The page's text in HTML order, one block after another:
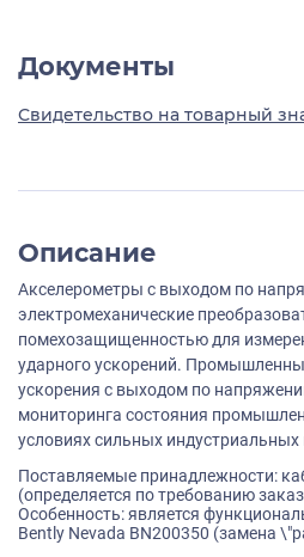
Документы
Свидетельство на товарный
Описание
Акселерометры с выходом по
электромеханические
помехозащищенностью для
ударного ускорений.
ускорения с выходом по
мониторинга состояния
условиях сильных индустриальных
Поставляемые принадлежности:
(определяется по требованию
Особенность: является
Bently Nevada BN200350 (замена